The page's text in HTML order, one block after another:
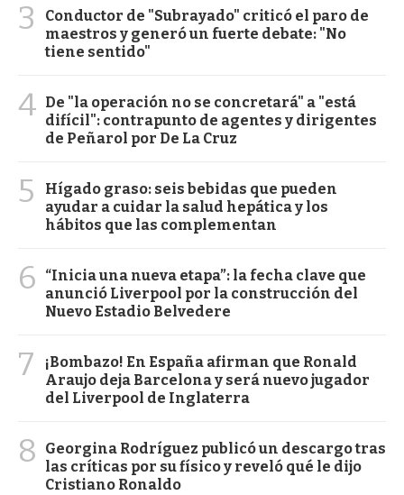
3
Conductor de "Subrayado" criticó el paro de
maestros y generó un fuerte debate: "No
tiene sentido"
4 De "la operación no se concretará" a "está
difícil": contrapunto de agentes y dirigentes
de Peñarol por De La Cruz
5
Hígado graso: seis bebidas que pueden
ayudar a cuidar la salud hepática y los
hábitos que las complementan
6
“Inicia una nueva etapa”: la fecha clave que
anunció Liverpool por la construcción del
Nuevo Estadio Belvedere
7
¡Bombazo! En España afirman que Ronald
Araujo deja Barcelona y será nuevo jugador
del Liverpool de Inglaterra
8
Georgina Rodríguez publicó un descargo tras
las críticas por su físico y reveló qué le dijo
Cristiano Ronaldo